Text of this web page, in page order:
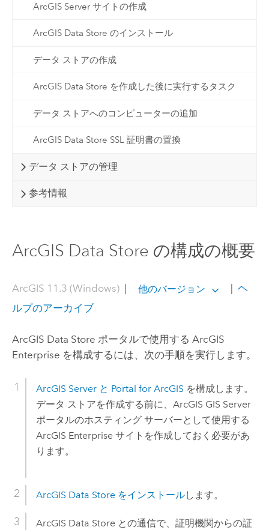
ArcGIS Server サイトの作成
ArcGIS Data Store のインストール
データ ストアの作成
ArcGIS Data Store を作成した後に実行するタスク
データ ストアへのコンピューターの追加
ArcGIS Data Store SSL 証明書の置換
データ ストアの管理
参考情報
ArcGIS Data Store の構成の概要
ArcGIS 11.3 (Windows)| 他のバージョン
ヘ
ルプのアーカイブ
ArcGIS Data Store ポータルで使用する ArcGIS
Enterprise を構成するには、次の手順を実行します。
ArcGIS Serverと Portal for ArcGIS を構成します。
データ ストアを作成する前に、 ArcGIS GIS Server
ポータルのホスティング サーバーとして使用する
ArcGIS Enterpriseサイトを作成しておく必要があ
ります。
ArcGIS Data Storeをインストールします。
ArcGIS Data Storeとの通信で、証明機関からの証